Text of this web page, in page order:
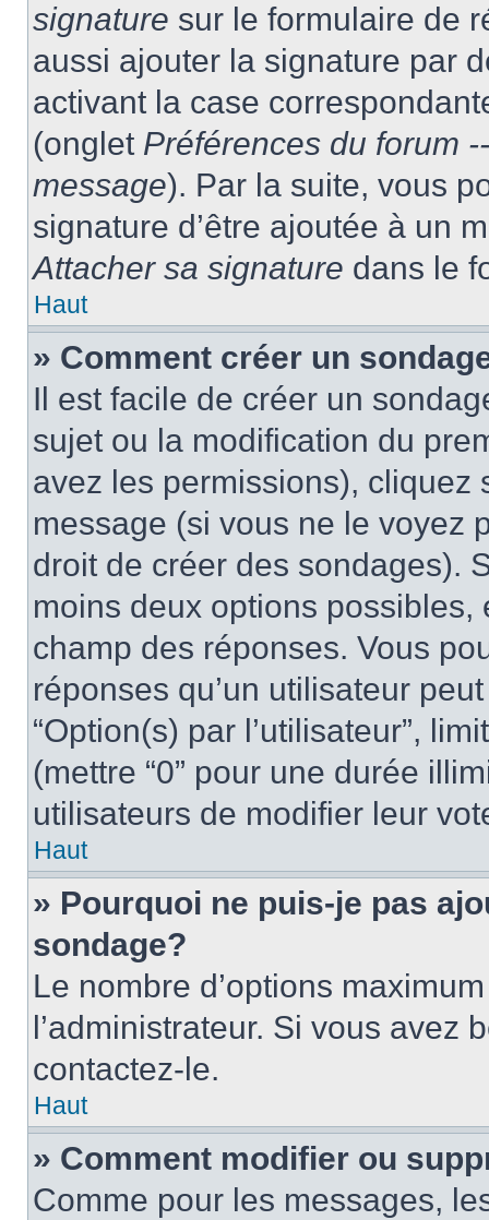
signature sur le formulaire de
aussi ajouter la signature par
activant la case
(onglet Préférences du forum
message). Par la suite, vous
signature d’être ajoutée à un
Attacher sa signature dans le
Haut
» Comment créer un
Il est facile de créer un
sujet ou la modification du
avez les permissions), cliquez
message (si vous ne le voyez
droit de créer des sondages).
moins deux options
champ des réponses. Vous
réponses qu’un utilisateur
“Option(s) par l’utilisateur”,
(mettre “0” pour une durée
utilisateurs de modifier leur
Haut
» Pourquoi ne puis-je pas
sondage?
Le nombre d’options
l’administrateur. Si vous avez
contactez-le.
Haut
» Comment modifier ou
Comme pour les messages,